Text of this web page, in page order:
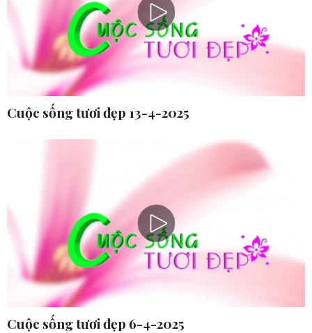
Cuộc sống tươi đẹp 13-4-2025
Cuộc sống tươi đẹp 6-4-2025